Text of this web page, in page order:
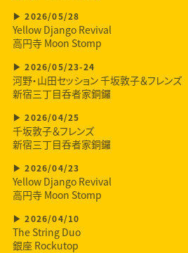
2026/05/28
Yellow Django Revival
高円寺 Moon Stomp
2026/05/23-24
河野・山田セッション 千坂敦子＆フレンズ
新宿三丁目呑者家銅鑼
2026/04/25
千坂敦子＆フレンズ
新宿三丁目呑者家銅鑼
2026/04/23
Yellow Django Revival
高円寺 Moon Stomp
2026/04/10
The String Duo
銀座 Rockutop